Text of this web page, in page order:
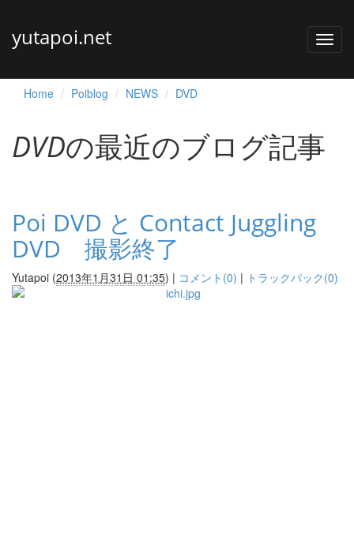
yutapoi.net
Home Poiblog NEWS DVD
DVDの最近のブログ記事
Poi DVD と Contact Juggling
DVD 撮影終了
Yutapoi (2013年1月31日 01:35) | コメント(0) | トラックバック(0)